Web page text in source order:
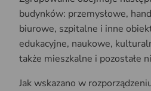
budynków: przemysłowe,
biurowe, szpitalne i inne
edukacyjne, naukowe,
także mieszkalne i pozostałe
Jak wskazano w